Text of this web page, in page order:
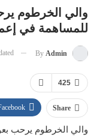
والي الخرطوم
للمساهمة في
By Admin
425
Share
والي الخرطوم يرحب